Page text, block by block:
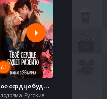
7.1
Твое сердце будет разбито (2026)
Русские,